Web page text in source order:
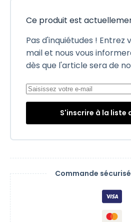
Ce produit est
Pas d'inquiétudes ! Entrez
mail et nous vous
dès que l'article sera de
S'inscrire à la
Commande